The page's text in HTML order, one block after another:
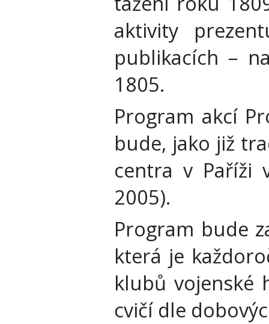
aktivity
publikacích –
1805.
Program akcí
bude, jako již
centra v Paříži
2005).
Program bude
která je
klubů vojenské
cvičí dle